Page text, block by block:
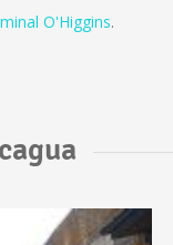
O'Higgins.